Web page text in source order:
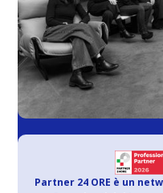
Partner 24 ORE è un